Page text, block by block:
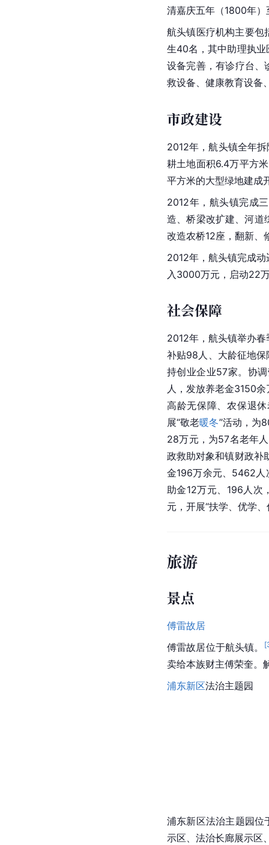
清嘉庆五年（1800年
航头镇医疗机构主要包
生40名，其中助理执
设备完善，有诊疗台、
救设备、 健康教育设备
市政建设
2012年，航头镇全年
耕土地面积6.4万平方
平方米的大型绿地建成
2012年，航头镇完成
造、桥梁改扩建、河道
改造农桥12座，翻新
2012年，航头镇完成动
入3000万元，启动22
社会保障
2012年，航头镇举办
补贴98人、大龄征地
持创业企业57家。协
人，发放养老金3150
高龄无保障、农保退
展“敬老暖冬”活动，为
28万元，为57名老年
政救助对象和镇财政补
金196万余元、5462
助金12万元、196人次
元，开展“扶学、优学
旅游
景点
傅雷故居
傅雷故居位于航头镇。 [
卖给本族财主傅荣奎。
浦东新区法治主题园
浦东新区法治主题园位
示区、法治长廊展示区